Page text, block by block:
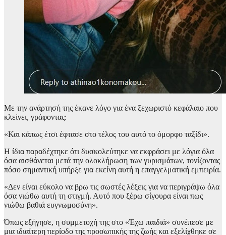
Με την ανάρτησή της έκανε λόγο για ένα ξεχωριστό κεφάλαιο που
κλείνει, γράφοντας:
«Και κάπως έτσι έφτασε στο τέλος του αυτό το όμορφο ταξίδι».
Η ίδια παραδέχτηκε ότι δυσκολεύτηκε να εκφράσει με λόγια όλα
όσα αισθάνεται μετά την ολοκλήρωση των γυρισμάτων, τονίζοντας
πόσο σημαντική υπήρξε για εκείνη αυτή η επαγγελματική εμπειρία.
«Δεν είναι εύκολο να βρω τις σωστές λέξεις για να περιγράψω όλα
όσα νιώθω αυτή τη στιγμή. Αυτό που ξέρω σίγουρα είναι πως
νιώθω βαθιά ευγνωμοσύνη».
Όπως εξήγησε, η συμμετοχή της στο «Έχω παιδιά» συνέπεσε με
μια ιδιαίτερη περίοδο της προσωπικής της ζωής και εξελίχθηκε σε